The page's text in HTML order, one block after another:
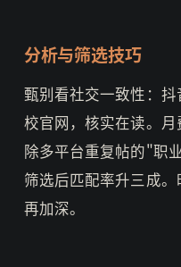
分析与筛选技巧
甄别看社交一致性：
校官网，核实在读。
除多平台重复帖的"职
筛选后匹配率升三成
再加深。